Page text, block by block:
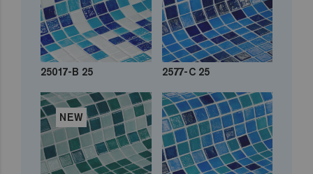
25017-B 25 2577-C 25
NEW